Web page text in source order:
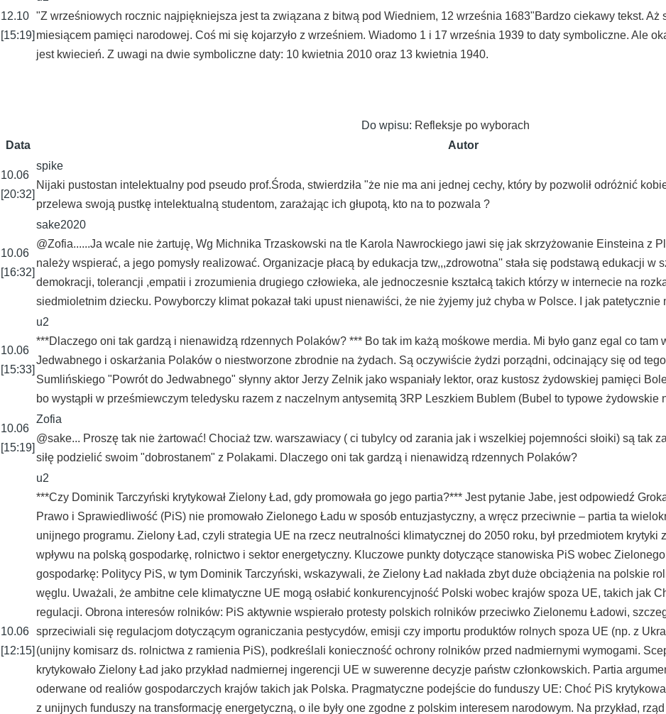
12.10
[15:19]
"Z wrześniowych rocznic najpiękniejsza jest ta związana z bitwą pod Wiedniem, 12 września 1683"Bardzo ciekawy tekst. Aż
miesiącem pamięci narodowej. Coś mi się kojarzyło z wrześniem. Wiadomo 1 i 17 września 1939 to daty symboliczne. Ale
jest kwiecień. Z uwagi na dwie symboliczne daty: 10 kwietnia 2010 oraz 13 kwietnia 1940.
Do wpisu: Refleksje po wyborach
Data
Autor
10.06
[20:32]
spike
Nijaki pustostan intelektualny pod pseudo prof.Środa, stwierdziła "że nie ma ani jednej cechy, który by pozwolił odróżnić
przelewa swoją pustkę intelektualną studentom, zarażając ich głupotą, kto na to pozwala ?
10.06
[16:32]
sake2020
@Zofia......Ja wcale nie żartuję, Wg Michnika Trzaskowski na tle Karola Nawrockiego jawi się jak skrzyżowanie Einsteina z
należy wspierać, a jego pomysły realizować. Organizacje płacą by edukacja tzw,,,zdrowotna'' stała się podstawą edukacji w
demokracji, tolerancji ,empatii i zrozumienia drugiego człowieka, ale jednoczesnie kształcą takich którzy w internecie na
siedmioletnim dziecku. Powyborczy klimat pokazał taki upust nienawiści, że nie żyjemy już chyba w Polsce. I jak patetycznie
10.06
[15:33]
u2
***Dlaczego oni tak gardzą i nienawidzą rdzennych Polaków? *** Bo tak im każą mośkowe merdia. Mi było ganz egal co tam
Jedwabnego i oskarżania Polaków o niestworzone zbrodnie na żydach. Są oczywiście żydzi porządni, odcinający się od
Sumlińskiego "Powrót do Jedwabnego" słynny aktor Jerzy Zelnik jako wspaniały lektor, oraz kustosz żydowskiej pamięci
bo wystąpłi w prześmiewczym teledysku razem z naczelnym antysemitą 3RP Leszkiem Bublem (Bubel to typowe żydowskie
10.06
[15:19]
Zofia
@sake... Proszę tak nie żartować! Chociaż tzw. warszawiacy ( ci tubylcy od zarania jak i wszelkiej pojemności słoiki) są tak
siłę podzielić swoim "dobrostanem" z Polakami. Dlaczego oni tak gardzą i nienawidzą rdzennych Polaków?
10.06
[12:15]
u2
***Czy Dominik Tarczyński krytykował Zielony Ład, gdy promowała go jego partia?*** Jest pytanie Jabe, jest odpowiedź
Prawo i Sprawiedliwość (PiS) nie promowało Zielonego Ładu w sposób entuzjastyczny, a wręcz przeciwnie – partia ta
unijnego programu. Zielony Ład, czyli strategia UE na rzecz neutralności klimatycznej do 2050 roku, był przedmiotem
wpływu na polską gospodarkę, rolnictwo i sektor energetyczny. Kluczowe punkty dotyczące stanowiska PiS wobec
gospodarkę: Politycy PiS, w tym Dominik Tarczyński, wskazywali, że Zielony Ład nakłada zbyt duże obciążenia na polskie
węglu. Uważali, że ambitne cele klimatyczne UE mogą osłabić konkurencyjność Polski wobec krajów spoza UE, takich jak
regulacji. Obrona interesów rolników: PiS aktywnie wspierało protesty polskich rolników przeciwko Zielonemu Ładowi,
sprzeciwiali się regulacjom dotyczącym ograniczania pestycydów, emisji czy importu produktów rolnych spoza UE (np. z
(unijny komisarz ds. rolnictwa z ramienia PiS), podkreślali konieczność ochrony rolników przed nadmiernymi wymogami.
krytykowało Zielony Ład jako przykład nadmiernej ingerencji UE w suwerenne decyzje państw członkowskich. Partia
oderwane od realiów gospodarczych krajów takich jak Polska. Pragmatyczne podejście do funduszy UE: Choć PiS
z unijnych funduszy na transformację energetyczną, o ile były one zgodne z polskim interesem narodowym. Na przykład,